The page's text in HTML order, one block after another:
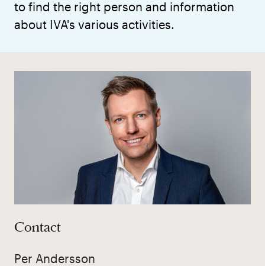
to find the right person and information
about IVA's various activities.
Contact
Per Andersson